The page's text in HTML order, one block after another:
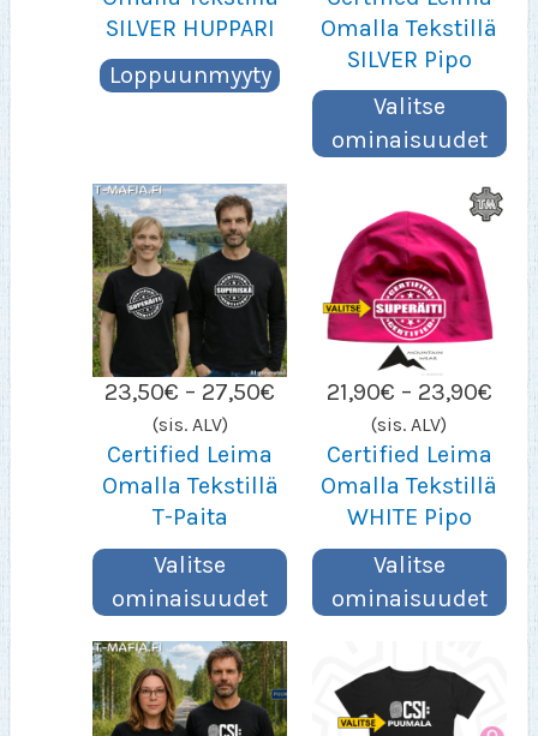
SILVER HUPPARI
Loppuunmyyty
Omalla Tekstillä
SILVER Pipo
Valitse
ominaisuudet
23,50€ – 27,50€ Hintaluokka:
27,50€
(sis. ALV)
Certified Leima
Omalla Tekstillä
T-Paita
Valitse
ominaisuudet
21,90€ – 23,90€
(sis. ALV)
Certified Leima
Omalla Tekstillä
WHITE Pipo
Valitse
ominaisuudet